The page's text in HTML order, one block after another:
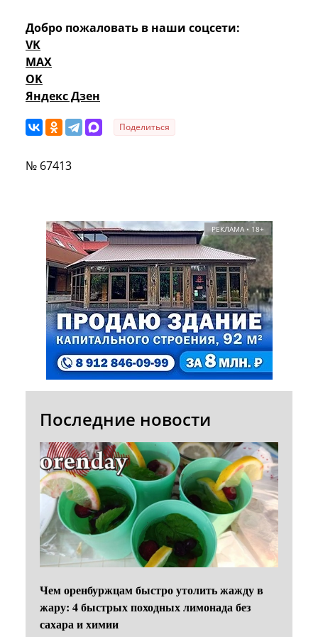
Добро пожаловать в наши соцсети:
VK
MAX
OK
Яндекс Дзен
Поделиться
№ 67413
РЕКЛАМА • 18+
Последние новости
Чем оренбуржцам быстро утолить жажду в
жару: 4 быстрых походных лимонада без
сахара и химии